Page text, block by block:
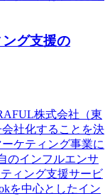
グ支援の
株式会社（東
社化することを決
ケティング事業に
のインフルエンサ
ィング支援サービ
を中心としたイン